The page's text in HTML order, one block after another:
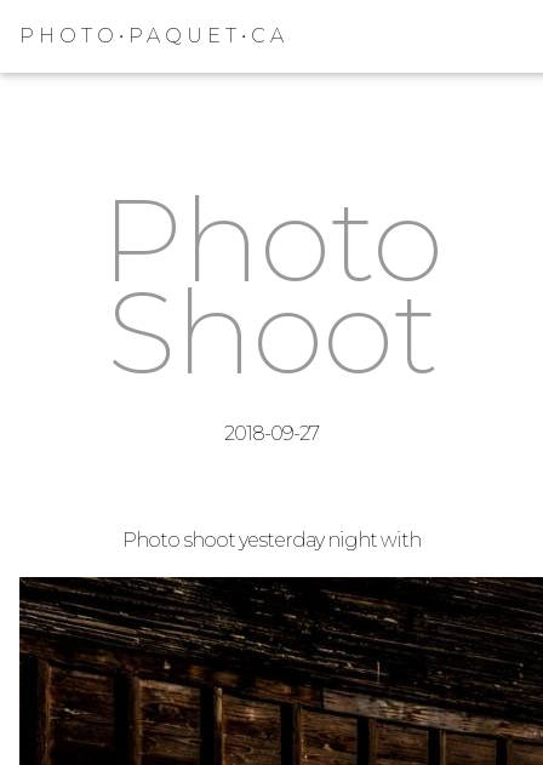
PHOTO•PAQUET•CA
Photo
Shoot
2018-09-27
Photo shoot yesterday night with